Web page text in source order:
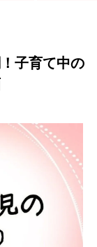
子育て中の